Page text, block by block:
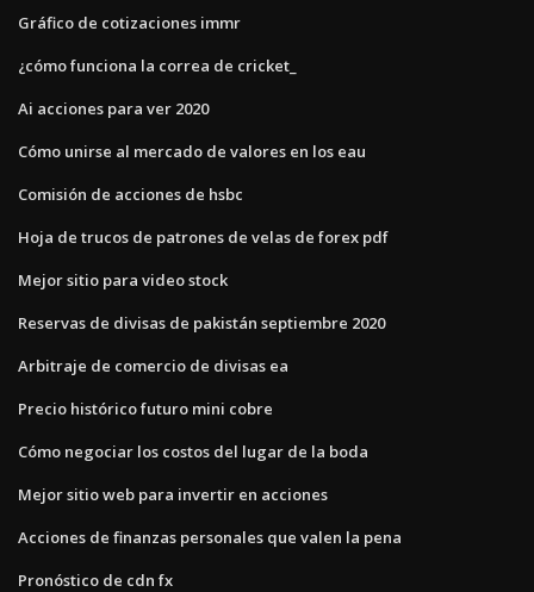
Gráfico de cotizaciones immr
¿cómo funciona la correa de cricket_
Ai acciones para ver 2020
Cómo unirse al mercado de valores en los eau
Comisión de acciones de hsbc
Hoja de trucos de patrones de velas de forex pdf
Mejor sitio para video stock
Reservas de divisas de pakistán septiembre 2020
Arbitraje de comercio de divisas ea
Precio histórico futuro mini cobre
Cómo negociar los costos del lugar de la boda
Mejor sitio web para invertir en acciones
Acciones de finanzas personales que valen la pena
Pronóstico de cdn fx